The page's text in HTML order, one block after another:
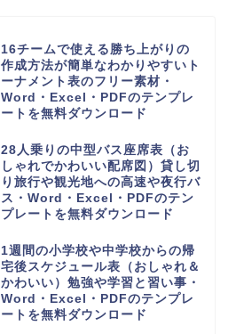
16チームで使える勝ち上がりの
作成方法が簡単なわかりやすいト
ーナメント表のフリー素材・
Word・Excel・PDFのテンプレ
ートを無料ダウンロード
28人乗りの中型バス座席表（お
しゃれでかわいい配席図）貸し切
り旅行や観光地への高速や夜行バ
ス・Word・Excel・PDFのテン
プレートを無料ダウンロード
1週間の小学校や中学校からの帰
宅後スケジュール表（おしゃれ＆
かわいい）勉強や学習と習い事・
Word・Excel・PDFのテンプレ
ートを無料ダウンロード